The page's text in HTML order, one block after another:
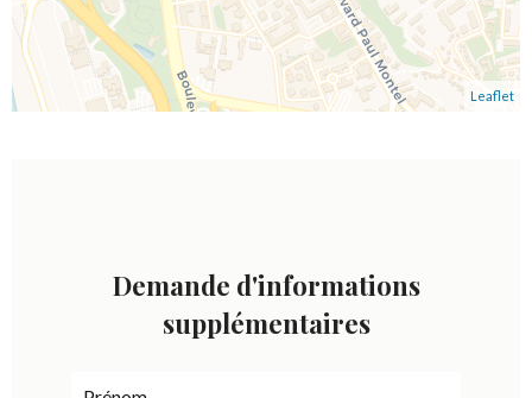
Leaflet
Demande d'informations
supplémentaires